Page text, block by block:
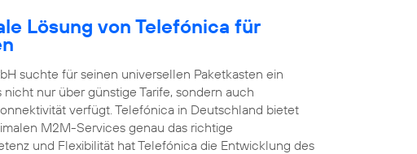
Lösung von Telefónica für
suchte für seinen universellen Paketkasten ein
nur über günstige Tarife, sondern auch
verfügt. Telefónica in Deutschland bietet
M2M-Services genau das richtige
und Flexibilität hat Telefónica die Entwicklung des